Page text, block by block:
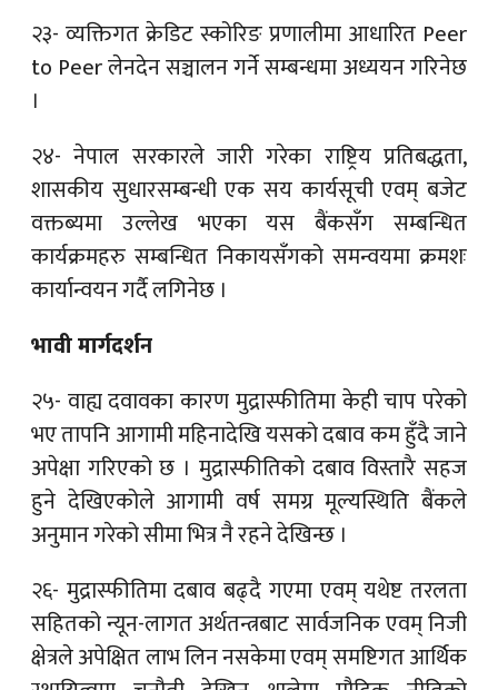
२३- व्यक्तिगत क्रेडिट स्कोरिङ प्रणालीमा आधारित Peer
to Peer लेनदेन सञ्चालन गर्ने सम्बन्धमा अध्ययन गरिनेछ
।
२४- नेपाल सरकारले जारी गरेका राष्ट्रिय प्रतिबद्धता,
शासकीय सुधारसम्बन्धी एक सय कार्यसूची एवम् बजेट
वक्तब्यमा उल्लेख भएका यस बैंकसँग सम्बन्धित
कार्यक्रमहरु सम्बन्धित निकायसँगको समन्वयमा क्रमशः
कार्यान्वयन गर्दै लगिनेछ ।
भावी मार्गदर्शन
२५- वाह्य दवावका कारण मुद्रास्फीतिमा केही चाप परेको
भए तापनि आगामी महिनादेखि यसको दबाव कम हुँदै जाने
अपेक्षा गरिएको छ । मुद्रास्फीतिको दबाव विस्तारै सहज
हुने देखिएकोले आगामी वर्ष समग्र मूल्यस्थिति बैंकले
अनुमान गरेको सीमा भित्र नै रहने देखिन्छ ।
२६- मुद्रास्फीतिमा दबाव बढ्दै गएमा एवम् यथेष्ट तरलता
सहितको न्यून-लागत अर्थतन्त्रबाट सार्वजनिक एवम् निजी
क्षेत्रले अपेक्षित लाभ लिन नसकेमा एवम् समष्टिगत आर्थिक